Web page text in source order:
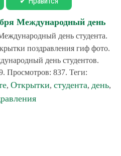
Международный день
день студента.
поздравления гиф фото.
день студентов.
Просмотров: 837. Теги:
, Открытки, студента, день,